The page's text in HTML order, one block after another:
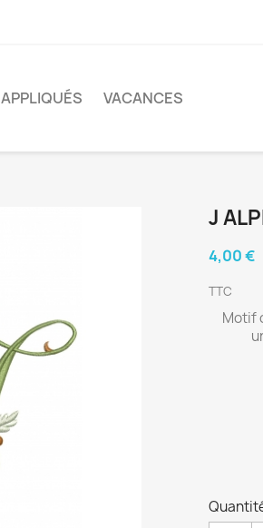
APPLIQUÉS VACANCES
J
4,00 €
TTC
Motif